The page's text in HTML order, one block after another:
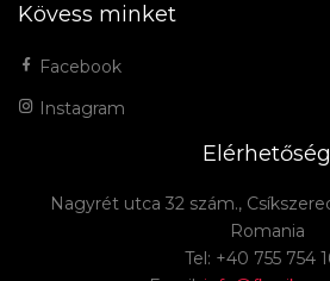
Kövess minket
Facebook
Instagram
Elérhetőség
Nagyrét utca 32 szám.,
Romania
Tel: +40 755 754